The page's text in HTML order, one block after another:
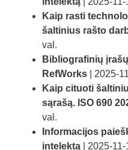
Kaip rasti
šaltinius rašto
val.
Bibliografinių
RefWorks | 2025-
Kaip cituoti
sąrašą. ISO 690
val.
Informacijos
intelektą | 2025-